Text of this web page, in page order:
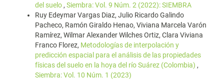
del suelo , Siembra: Vol. 9 Núm. 2 (2022): SIEMBRA
Ruy Edeymar Vargas Diaz, Julio Ricardo Galindo
Pacheco, Ramón Giraldo Henao, Viviana Marcela Varón
Ramírez, Wilmar Alexander Wilches Ortiz, Clara Viviana
Franco Florez, Metodologías de interpolación y
predicción espacial para el análisis de las propiedades
físicas del suelo en la hoya del río Suárez (Colombia) ,
Siembra: Vol. 10 Núm. 1 (2023)